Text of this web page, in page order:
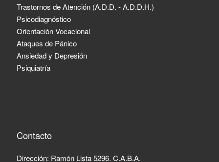
Trastornos de Atención (A.D.D. - A.D.D.H.)
Psicodiagnóstico
Orientación Vocacional
Ataques de Pánico
Ansiedad y Depresión
Psiquiatría
Contacto
Dirección: Ramón Lista 5296. C.A.B.A.